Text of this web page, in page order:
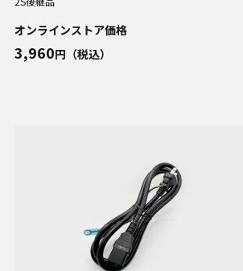
オンラインストア価格
3,960円（税込）